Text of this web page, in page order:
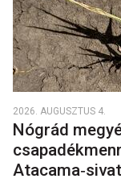
2026. AUGUSZTUS 4.
Nógrád